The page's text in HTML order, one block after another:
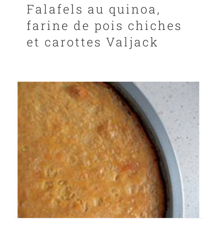
Falafels au quinoa,
farine de pois chiches
et carottes Valjack